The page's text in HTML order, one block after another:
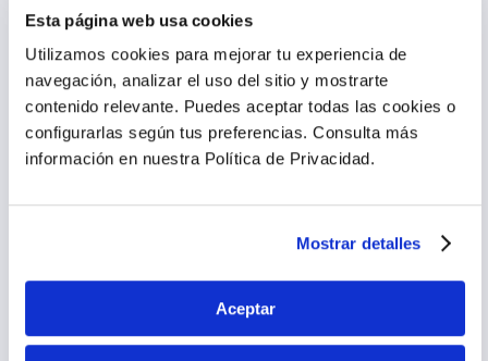
Esta página web usa cookies
Utilizamos cookies para mejorar tu experiencia de
navegación, analizar el uso del sitio y mostrarte
contenido relevante. Puedes aceptar todas las cookies o
configurarlas según tus preferencias. Consulta más
información en nuestra Política de Privacidad.
Mostrar detalles
Aceptar